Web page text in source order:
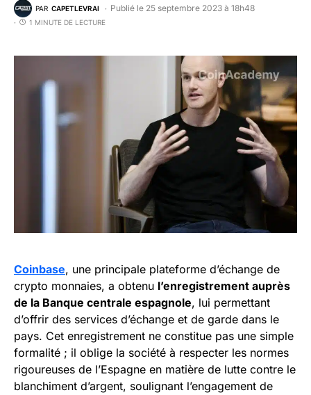
PAR CAPETLEVRAI Publié le 25 septembre 2023 à 18h48
1 MINUTE DE LECTURE
Coinbase, une principale plateforme d’échange de
crypto monnaies, a obtenu l’enregistrement auprès
de la Banque centrale espagnole, lui permettant
d’offrir des services d’échange et de garde dans le
pays. Cet enregistrement ne constitue pas une simple
formalité ; il oblige la société à respecter les normes
rigoureuses de l’Espagne en matière de lutte contre le
blanchiment d’argent, soulignant l’engagement de